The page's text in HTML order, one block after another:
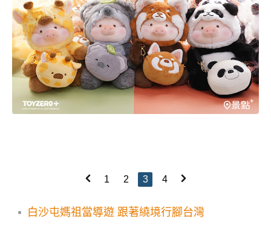
1 2 3 4
白沙屯媽祖當導遊 跟著繞境行腳台灣